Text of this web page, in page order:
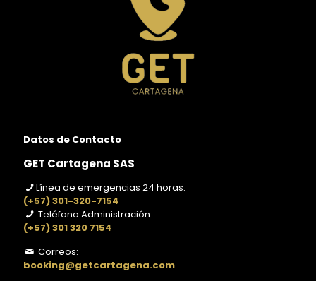
Datos de Contacto
GET Cartagena SAS
Línea de emergencias 24 horas:
(+57) 301-320-7154
Teléfono Administración:
(+57) 301 320 7154
Correos:
booking@getcartagena.com